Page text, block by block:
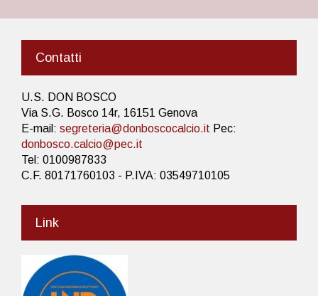
Contatti
U.S. DON BOSCO
Via S.G. Bosco 14r, 16151 Genova
E-mail: segreteria@donboscocalcio.it Pec:
donbosco.calcio@pec.it
Tel: 0100987833
C.F. 80171760103 - P.IVA: 03549710105
Link